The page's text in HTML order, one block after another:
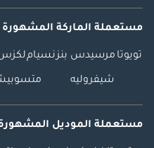
مستعملة الماركة المشهورة
تويوتا مرسيدس بنزنسيام
شيفروليه
مستعملة الموديل